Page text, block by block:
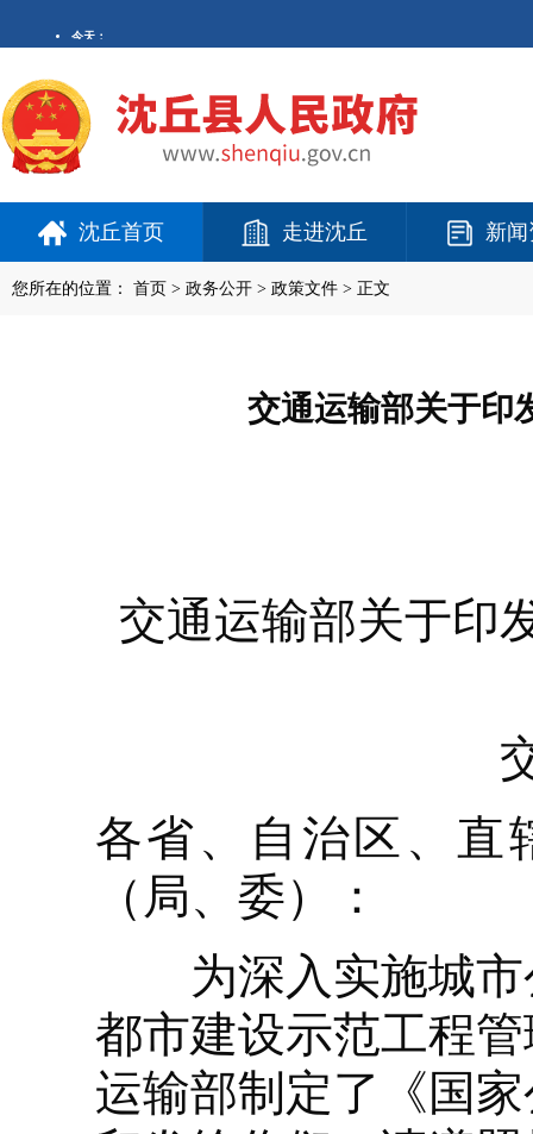
沈丘首页 走进沈丘 新
您所在的位置： 首页 > 政务公开 > 政策文件 > 正文
交通运输部关于印
交通运输部关于印
各省、自治区、直
（局、委）：
为深入实施城市
都市建设示范工程
运输部制定了《国